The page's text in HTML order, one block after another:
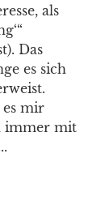
als
Das
es sich
es mir
immer mit